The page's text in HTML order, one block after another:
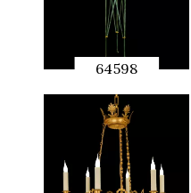
64598
快速预
览